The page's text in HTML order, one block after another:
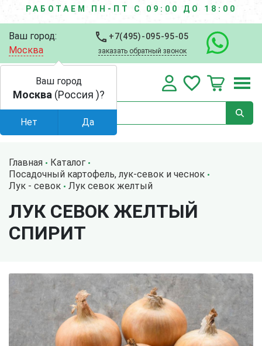
РАБОТАЕМ ПН-ПТ С 09:00 ДО 18:00
Ваш город:
Москва
+7(495)-095-95-05
заказать обратный звонок
Главная
Каталог
Посадочный картофель, лук-севок и чеснок
Лук - севок
Лук севок желтый
ЛУК СЕВОК ЖЕЛТЫЙ
СПИРИТ
Ваш город
Москва (Россия )?
Нет Да